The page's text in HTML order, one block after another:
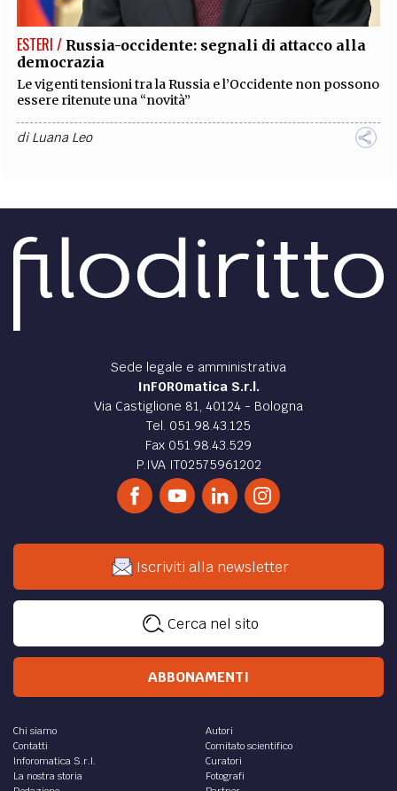
ESTERI / Russia-occidente: segnali di attacco alla
democrazia
Le vigenti tensioni tra la Russia e l’Occidente non possono
essere ritenute una “novità”
diLuana Leo
costume sociale
Il titolo ci porta con il pensiero all’idea di una dimensione
poco spirituale della politica dove, apparentemente, il
ruolo principale ce l’ha il famoso votante...
Angelo Lucarella
In un mondo dove per anni si è predicato il rispetto di
tutte le opinioni e delle più bislacche esigenze o supposti,
com’è stata possibile tale deriva?
I processi informativi a presidio della
dati falsi sono un pericolo per il sistema Paese
diAndrea Lisi
DIRITTO / Lobbying-Gesetz (LobbyG): la legge
sulle Lobby in Austria
Legge sulle lobby in Austria (Lobbying-Gesetz): un
diArmin Kapeller